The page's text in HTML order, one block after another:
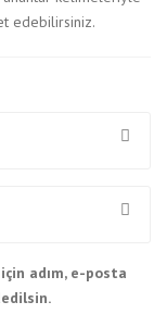
edebilirsiniz.
adım, e-posta